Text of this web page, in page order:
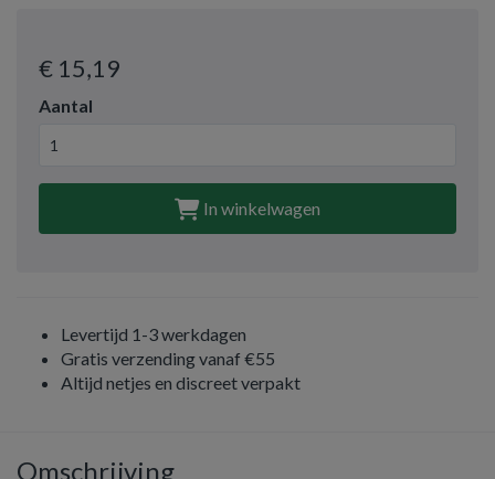
€ 15,19
Aantal
In winkelwagen
Levertijd 1-3 werkdagen
Gratis verzending vanaf €55
Altijd netjes en discreet verpakt
Omschrijving